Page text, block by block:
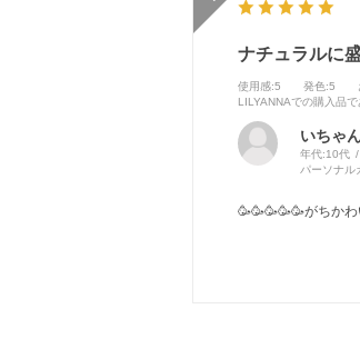
ナチュラルに
使用感:5 発色:5
LILYANNAでの購入品
いちゃ
年代:10代
パーソナル
🥳🥳🥳🥳🥳がちか